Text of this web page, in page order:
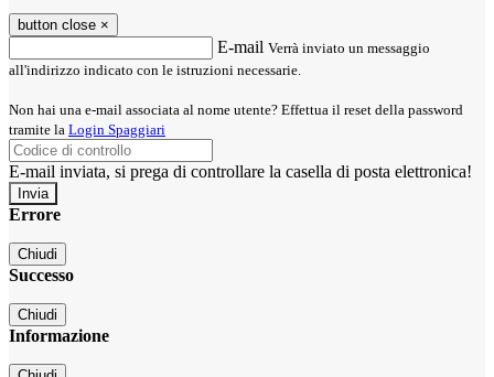
button close ×
E-mail Verrà inviato un messaggio
all'indirizzo indicato con le istruzioni necessarie.
Non hai una e-mail associata al nome utente? Effettua il reset della password
tramite la Login Spaggiari
E-mail inviata, si prega di controllare la casella di posta elettronica!
Errore
Chiudi
Successo
Chiudi
Informazione